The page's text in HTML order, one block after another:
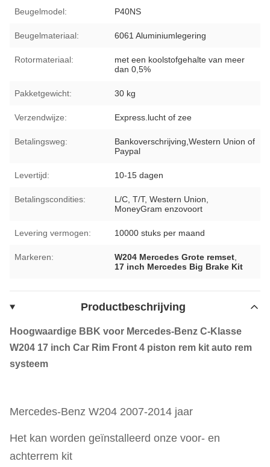
Beugelmodel: P40NS
Beugelmateriaal: 6061 Aluminiumlegering
Rotormateriaal:
met een koolstofgehalte van meer
dan 0,5%
Pakketgewicht: 30 kg
Verzendwijze: Express.lucht of zee
Betalingsweg:
Bankoverschrijving,Western Union of
Paypal
Levertijd: 10-15 dagen
Betalingscondities:
L/C, T/T, Western Union,
MoneyGram enzovoort
Levering vermogen: 10000 stuks per maand
Markeren: W204 Mercedes Grote remset
17 inch Mercedes Big Brake Kit
Productbeschrijving
Hoogwaardige BBK voor Mercedes-Benz C-Klasse
W204 17 inch Car Rim Front 4 piston rem kit auto rem
systeem
Mercedes-Benz W204 2007-2014 jaar
Het kan worden geïnstalleerd onze voor- en
achterrem kit